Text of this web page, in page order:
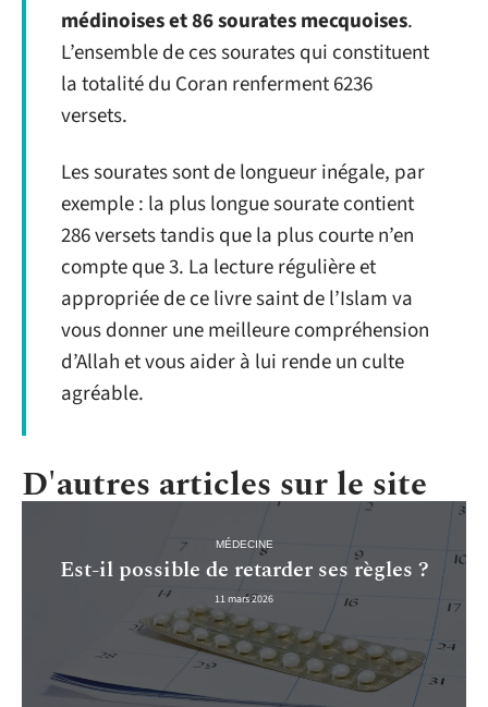
médinoises et 86 sourates mecquoises.
L’ensemble de ces sourates qui constituent
la totalité du Coran renferment 6236
versets.
Les sourates sont de longueur inégale, par
exemple : la plus longue sourate contient
286 versets tandis que la plus courte n’en
compte que 3. La lecture régulière et
appropriée de ce livre saint de l’Islam va
vous donner une meilleure compréhension
d’Allah et vous aider à lui rende un culte
agréable.
D'autres articles sur le site
MÉDECINE
Est-il possible de retarder ses règles ?
11 mars 2026